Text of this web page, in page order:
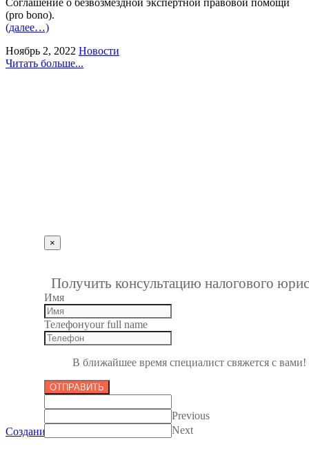
Соглашение о безвозмездной экспертной правовой помощи
(pro bono).
(далее…)
Ноябрь 2, 2022 Новости
Читать больше...
×
Получить консультацию налогового
Имя
Телефонyour full name
В ближайшее время специалист свяжется с вами!
ОТПРАВИТЬ
Previous
Next
Создание сайтов в Пензе Все права защищены 2012-2017.